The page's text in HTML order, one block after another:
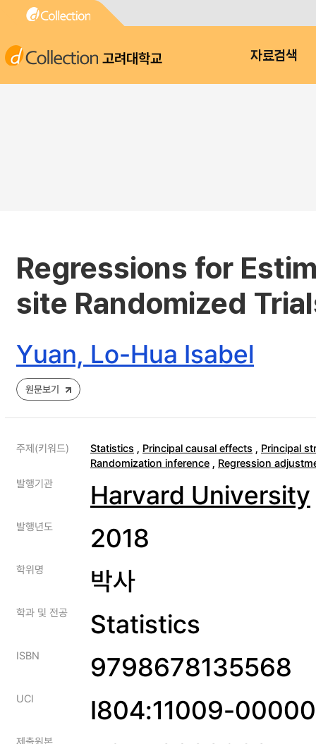
고려대학교 자료검색
Regressions for
site Randomized
Yuan, Lo-Hua Isabel
원문보기
주제(키워드) Statistics , Principal causal effects , Principal
Randomization inference , Regression
발행기관
Harvard University
발행년도 2018
학위명 박사
학과 및 전공 Statistics
ISBN 9798678135568
UCI I804:11009-
제출원본